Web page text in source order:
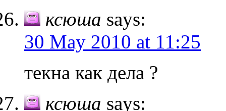
ксюша says:
30 May 2010 at 11:25
текна как дела ?
ксюша says: